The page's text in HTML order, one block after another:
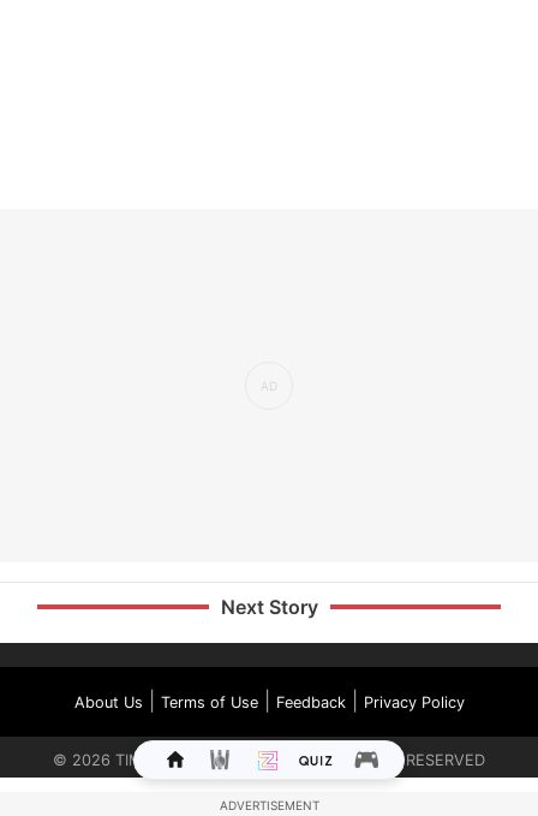
Next Story
About Us Terms of Use| Feedback| Privacy Policy
© 2026 TIMES INTERNET LIMITED. ALL RIGHTS RESERVED